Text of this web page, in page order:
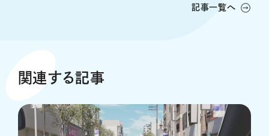
記事一覧へ
関連する記事